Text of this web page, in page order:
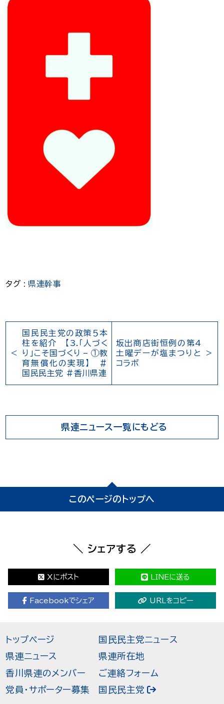
タグ : 県連幹事
国民民主党の政策５本
柱を紹介 【3.「人づく
り」こそ国づくり – ①教
育無償化の実現】 ＃
国民民主党 #香川県連
坂出商店街恒例の第4
土曜デーが塩まつりと
コラボ
県連ニュース一覧にもどる
このページのトップへ
＼ シェアする ／
Xにポスト LINEに送る
Facebookでシェア URLをコピー
トップページ
県連ニュース
香川県連のメンバー
党員・サポーター募集
国民民主党ニュース
県連所在地
ご連絡フォーム
国民民主党